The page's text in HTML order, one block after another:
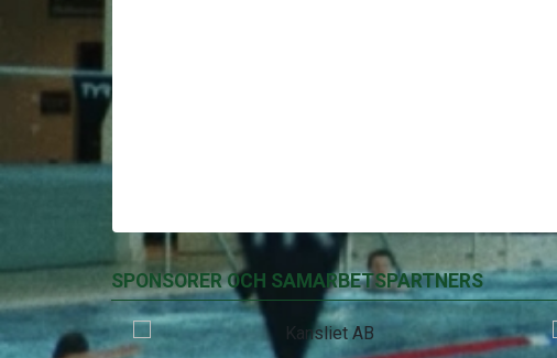
SPONSORER OCH SAMARBETSPARTNERS